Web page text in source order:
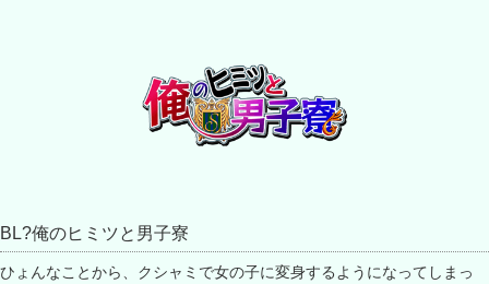
BL?俺のヒミツと男子寮
ひょんなことから、クシャミで女の子に変身するようになってしまっ